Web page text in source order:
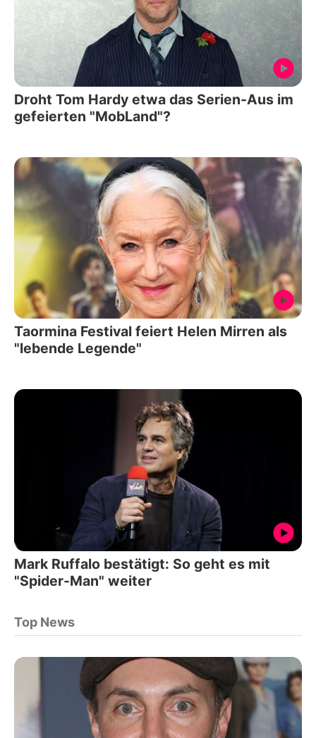
Droht Tom Hardy etwa das Serien-Aus im
gefeierten "MobLand"?
Taormina Festival feiert Helen Mirren als
"lebende Legende"
Mark Ruffalo bestätigt: So geht es mit
"Spider-Man" weiter
Top News